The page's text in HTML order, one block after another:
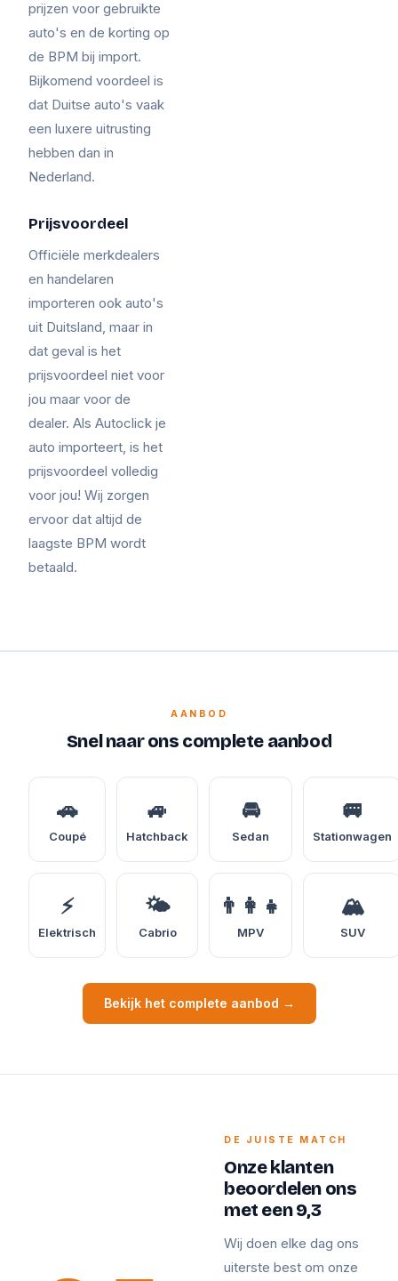
prijzen voor gebruikte
auto's en de korting op
de BPM bij import.
Bijkomend voordeel is
dat Duitse auto's vaak
een luxere uitrusting
hebben dan in
Nederland.
Prijsvoordeel
Officiële merkdealers
en handelaren
importeren ook auto's
uit Duitsland, maar in
dat geval is het
prijsvoordeel niet voor
jou maar voor de
dealer. Als Autoclick je
auto importeert, is het
prijsvoordeel volledig
voor jou! Wij zorgen
ervoor dat altijd de
laagste BPM wordt
betaald.
AANBOD
Snel naar ons complete aanbod
🚗
Coupé
🚙
Hatchback
🚘
Sedan
🚐
Stationwagen
⚡
Elektrisch
🌤️
Cabrio
👨‍👩‍👧
MPV
🏔️
SUV
Bekijk het complete aanbod →
DE JUISTE MATCH
Onze klanten
beoordelen ons
met een 9,3
Wij doen elke dag ons
uiterste best om onze